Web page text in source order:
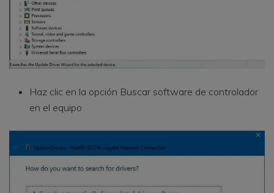
Haz clic en la opción Buscar software de controlador
en el equipo